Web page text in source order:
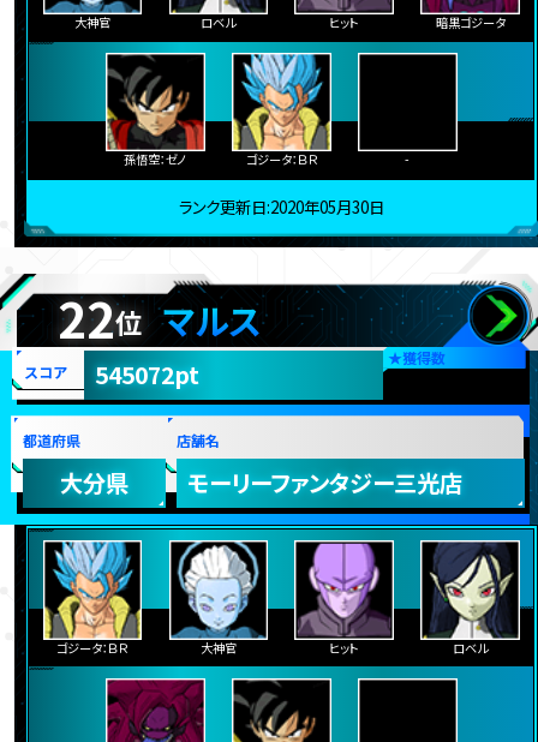
大神官 ロベル ヒット 暗黒ゴジータ
孫悟空：ゼノ ゴジータ：ＢＲ -
ランク更新日:2020年05月30日
22位 マルス
★獲得数
スコア 545072pt
都道府県
大分県
店舗名
モーリーファンタジー三光店
ゴジータ：ＢＲ 大神官 ヒット ロベル